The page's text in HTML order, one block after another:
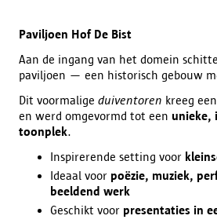
Paviljoen Hof De Bist
Aan de ingang van het domein
paviljoen — een historisch gebouw
Dit voormalige duiventoren kreeg
en werd omgevormd tot een unieke,
toonplek.
Inspirerende setting voor
Ideaal voor poëzie, muziek,
beeldend werk
Geschikt voor presentaties in